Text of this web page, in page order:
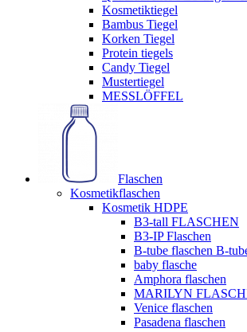
Kosmetiktiegel
Bambus Tiegel
Korken Tiegel
Protein tiegels
Candy Tiegel
Mustertiegel
MESSLÖFFEL
Flaschen
Kosmetikflaschen
Kosmetik HDPE
B3-tall FLASCHEN
B3-IP Flaschen
B-tube flaschen B-
baby flasche
Amphora flaschen
MARILYN
Venice flaschen
Pasadena flaschen